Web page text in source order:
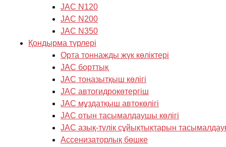
JAC N120
JAC N200
JAC N350
Қондырма түрлері
Орта тоннажды жүк көліктері
JAC борттық
JAC тоңазытқыш көлігі
JAC автогидрокөтергіш
JAC мұздатқыш автокөлігі
JAC отын тасымалдаушы көлігі
JAC азық-түлік сұйықтықтарын
Ассенизаторлық бөшке